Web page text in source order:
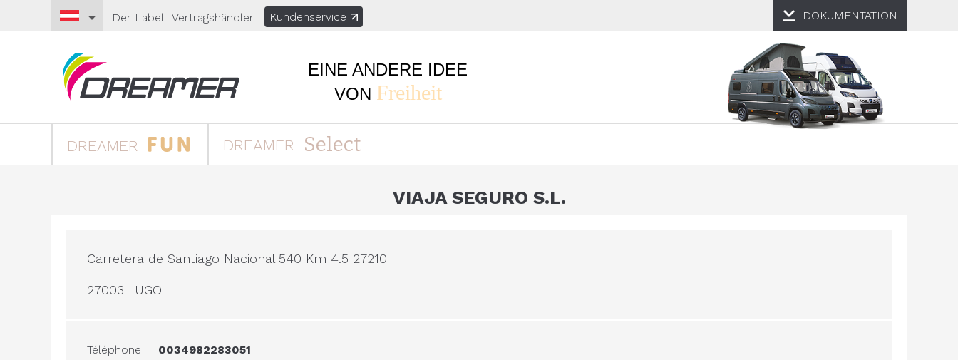
DOKUMENTATION
Der Label| Vertragshändler Kundenservice
EINE ANDERE IDEE
VON Freiheit
DREAMER DREAMER Select
VIAJA SEGURO S.L.
Carretera de Santiago Nacional 540 Km 4.5 27210
27003 LUGO
Téléphone
0034982283051